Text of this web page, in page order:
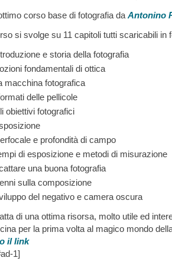
corso base di fotografia da Antonino
si svolge su 11 capitoli tutti scaricabili in
e storia della fotografia
fondamentali di ottica
macchina fotografica
delle pellicole
obiettivi fotografici
e profondità di campo
di esposizione e metodi di misurazione
una buona fotografia
sulla composizione
del negativo e camera oscura
di una ottima risorsa, molto utile ed
per la prima volta al magico mondo
il link
1]